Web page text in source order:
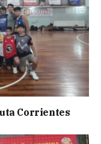
Corrientes